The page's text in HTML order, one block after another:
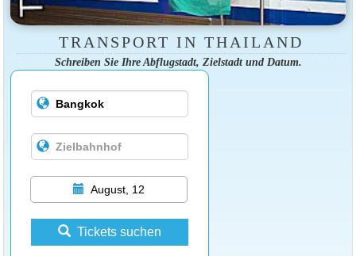
TRANSPORT IN THAILAND
Schreiben Sie Ihre Abflugstadt, Zielstadt und Datum.
August, 12
Tickets suchen